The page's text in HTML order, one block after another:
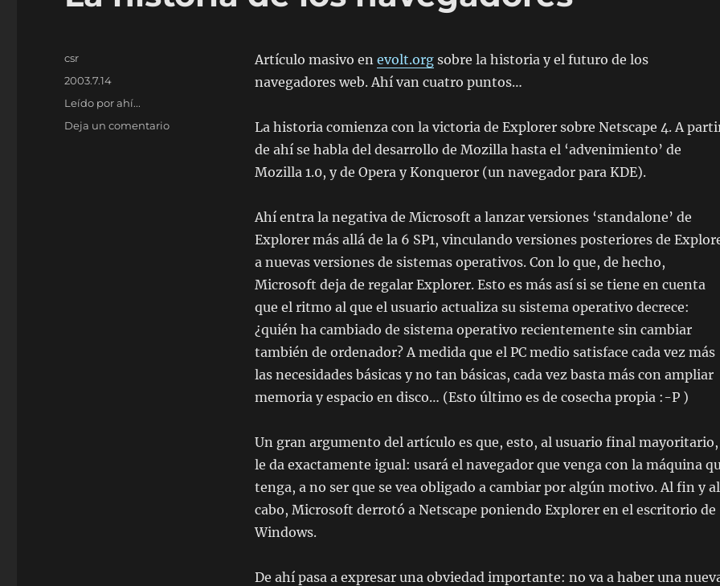
Artículo masivo en evolt.orgsobre la historia y el futuro de los
navegadores web. Ahí van cuatro puntos…
La historia comienza con la victoria de Explorer sobre Netscape 4. A
de ahí se habla del desarrollo de Mozilla hasta el ‘advenimiento’ de
Mozilla 1.0, y de Opera y Konqueror (un navegador para KDE).
Ahí entra la negativa de Microsoft a lanzar versiones ‘standalone’ de
Explorer más allá de la 6 SP1, vinculando versiones posteriores de
a nuevas versiones de sistemas operativos. Con lo que, de hecho,
Microsoft deja de regalar Explorer. Esto es más así si se tiene en cuenta
que el ritmo al que el usuario actualiza su sistema operativo decrece:
¿quién ha cambiado de sistema operativo recientemente sin cambiar
también de ordenador? A medida que el PC medio satisface cada vez más
las necesidades básicas y no tan básicas, cada vez basta más con ampliar
memoria y espacio en disco… (Esto último es de cosecha propia :-P )
Un gran argumento del artículo es que, esto, al usuario final mayoritario,
le da exactamente igual: usará el navegador que venga con la máquina
tenga, a no ser que se vea obligado a cambiar por algún motivo. Al fin y al
cabo, Microsoft derrotó a Netscape poniendo Explorer en el escritorio de
Windows.
De ahí pasa a expresar una obviedad importante: no va a haber una
Autor
csr
Publicado
2003.7.14
Categorías
Leído por ahí...
Deja un comentarioen